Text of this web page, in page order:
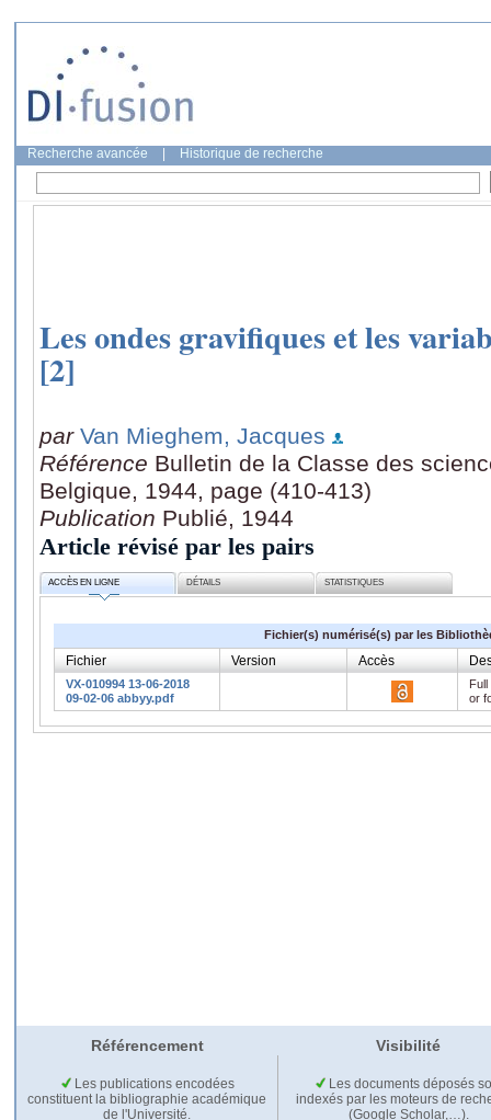
Recherche avancée Historique de recherche
Les ondes gravifiques et les
[2]
par Van Mieghem, Jacques
Référence Bulletin de la Classe des
Belgique, 1944, page (410-413)
Publication Publié, 1944
Article révisé par les pairs
ACCÈS EN LIGNE DÉTAILS STATISTIQUES
Fichier(s) numérisé(s) par les
Fichier Version Accès
VX-010994 13-06-2018
09-02-06 abbyy.pdf
or
Référencement Visibilité
Les publications encodées
constituent la bibliographie académique
de l'Université.
Les documents déposés
indexés par les moteurs de
(Google Scholar,…).